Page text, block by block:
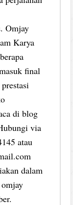
Omjay
Karya
final
di blog
via
atau
dalam